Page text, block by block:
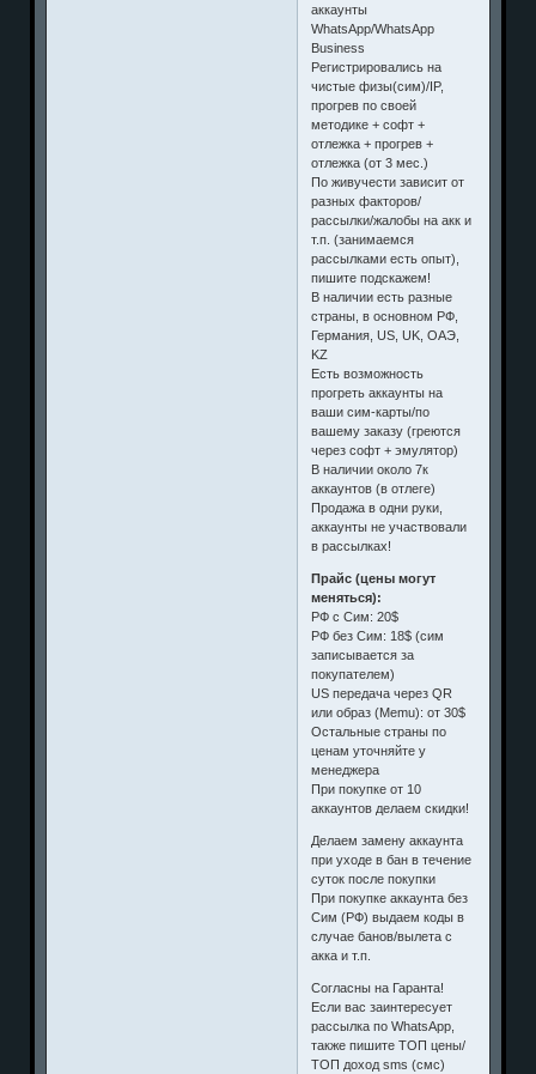
аккаунты
WhatsApp/WhatsApp
Business
Регистрировались на
чистые физы(сим)/IP,
прогрев по своей
методике + софт +
отлежка + прогрев +
отлежка (от 3 мес.)
По живучести зависит от
разных факторов/
рассылки/жалобы на акк и
т.п. (занимаемся
рассылками есть опыт),
пишите подскажем!
В наличии есть разные
страны, в основном РФ,
Германия, US, UK, ОАЭ,
KZ
Есть возможность
прогреть аккаунты на
ваши сим-карты/по
вашему заказу (греются
через софт + эмулятор)
В наличии около 7к
аккаунтов (в отлеге)
Продажа в одни руки,
аккаунты не участвовали
в рассылках!
Прайс (цены могут
меняться):
РФ с Сим: 20$
РФ без Сим: 18$ (сим
записывается за
покупателем)
US передача через QR
или образ (Memu): от 30$
Остальные страны по
ценам уточняйте у
менеджера
При покупке от 10
аккаунтов делаем скидки!
Делаем замену аккаунта
при уходе в бан в течение
суток после покупки
При покупке аккаунта без
Сим (РФ) выдаем коды в
случае банов/вылета с
акка и т.п.
Согласны на Гаранта!
Если вас заинтересует
рассылка по WhatsApp,
также пишите ТОП цены/
ТОП доход sms (смс)